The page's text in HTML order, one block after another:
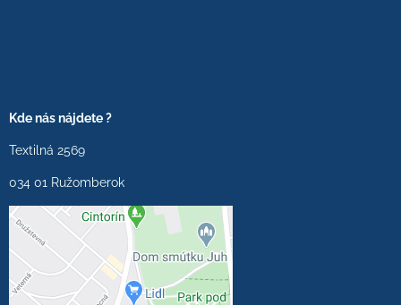
Kde nás nájdete ?
Textilná 2569
034 01 Ružomberok
Externý obsah je
blokovaný Voľbami
súkromia